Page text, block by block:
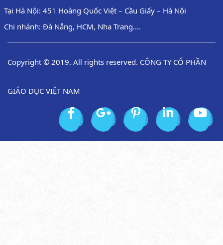
Tại Hà Nội: 451 Hoàng Quốc Việt – Cầu Giấy – Hà Nội
Chi nhánh: Đà Nẵng, HCM, Nha Trang….
Copyright © 2019. All rights reserved. CÔNG TY CỔ PHẦN
GIÁO DỤC VIỆT NAM